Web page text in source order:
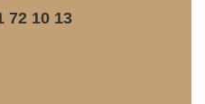
72 10 13